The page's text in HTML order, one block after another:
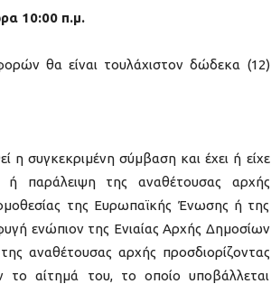
10:00 π.μ.
θα είναι τουλάχιστον δώδεκα (12)
η συγκεκριμένη σύμβαση και έχει ή είχε
ή παράλειψη της αναθέτουσας αρχής
της Ευρωπαϊκής Ένωσης ή της
ενώπιον της Ενιαίας Αρχής Δημοσίων
αναθέτουσας αρχής προσδιορίζοντας
το αίτημά του, το οποίο υποβάλλεται